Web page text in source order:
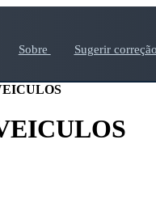
Sobre Sugerir